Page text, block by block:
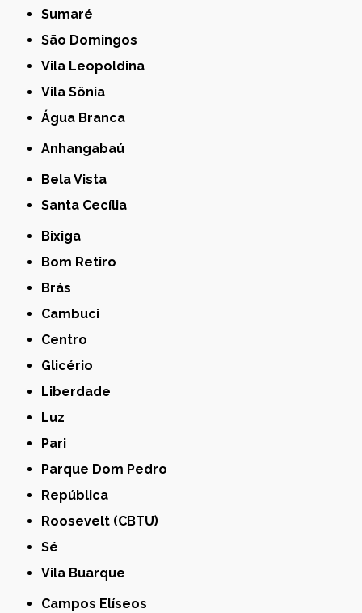
Sumaré
São Domingos
Vila Leopoldina
Vila Sônia
Água Branca
Anhangabaú
Bela Vista
Santa Cecília
Bixiga
Bom Retiro
Brás
Cambuci
Centro
Glicério
Liberdade
Luz
Pari
Parque Dom Pedro
República
Roosevelt (CBTU)
Sé
Vila Buarque
Campos Elíseos